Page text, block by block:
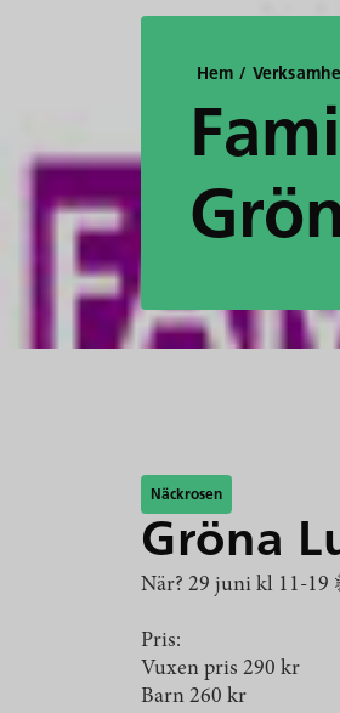
Hem /
Näckrosen
Gröna
När? 29 juni kl 11-19
Pris:
Vuxen pris 290 kr
Barn 260 kr